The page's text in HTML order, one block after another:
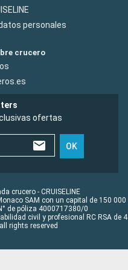
personales
crucero
ofertas
OK
crucero - CRUISELINE
SAM con un capital de 150 000
de póliza 4000717380/0
civil y profesional RC RSA de
rights reserved